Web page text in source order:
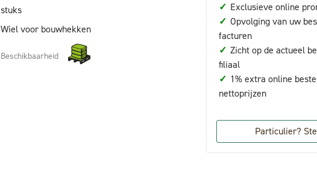
stuks
Wiel voor bouwhekken
Beschikbaarheid
✓ Exclusieve online
✓ Opvolging van uw
facturen
✓ Zicht op de actueel
filiaal
✓ 1% extra online
nettoprijzen
Particulier?